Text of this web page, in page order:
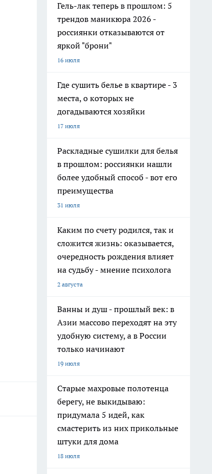
Гель-лак теперь в прошлом: 5
трендов маникюра 2026 -
россиянки отказываются от
яркой "брони"
16 июля
Где сушить белье в квартире - 3
места, о которых не
догадываются хозяйки
17 июля
Раскладные сушилки для белья
в прошлом: россиянки нашли
более удобный способ - вот его
преимущества
31 июля
Каким по счету родился, так и
сложится жизнь: оказывается,
очередность рождения влияет
на судьбу - мнение психолога
2 августа
Ванны и душ - прошлый век: в
Азии массово переходят на эту
удобную систему, а в России
только начинают
19 июля
Старые махровые полотенца
берегу, не выкидываю:
придумала 5 идей, как
смастерить из них прикольные
штуки для дома
18 июля